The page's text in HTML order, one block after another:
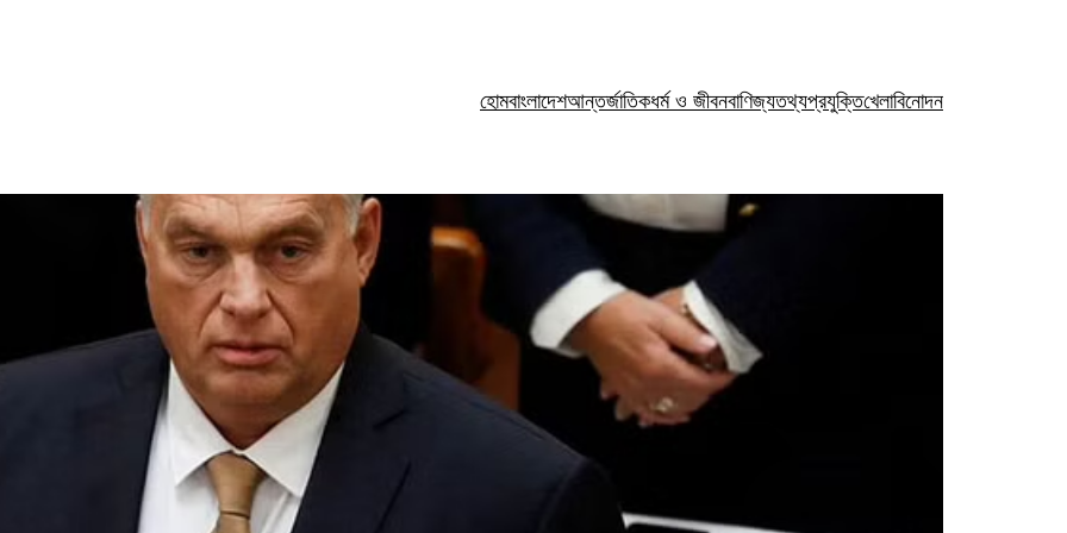
হোমবাংলাদেশআন্তর্জাতিকধর্ম ও জীবনবাণিজ্যতথ্যপ্রযুক্তিখেলাবিনোদন